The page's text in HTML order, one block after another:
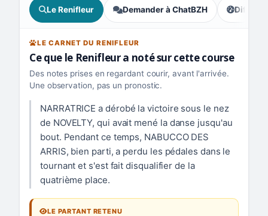
Le Renifleur Demander à ChatBZH ,
LE CARNET DU RENIFLEUR
Ce que le Renifleur a noté sur cette course
Des notes prises en regardant courir, avant l'arrivée.
Une observation, pas un pronostic.
NARRATRICE a dérobé la victoire sous le nez
de NOVELTY, qui avait mené la danse jusqu'au
bout. Pendant ce temps, NABUCCO DES
ARRIS, bien parti, a perdu les pédales dans le
tournant et s'est fait disqualifier de la
quatrième place.
LE PARTANT RETENU